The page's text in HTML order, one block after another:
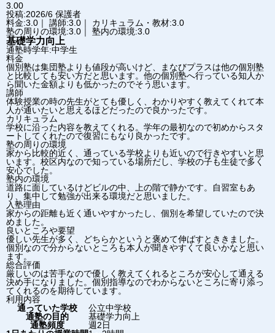
3.00
投稿:2026/6 保護者
料金:3.0｜ 講師:3.0｜ カリキュラム・教材:3.0
塾の周りの環境:3.0｜ 塾内の環境:3.0
基礎学力向上
通塾時学年:中学生
料金
個別塾は集団塾よりも値段が高いけど、まなびプラスは他の個別塾
と比較しても安い方だと思います。他の個別塾へ行っている知人か
ら聞いた金額よりも低かったのでそう思います。
講師
体験授業の時の先生がとても優しく、わかりやすく教えてくれて本
人が通いたいと思えるほどだったので良かったです。
カリキュラム
学校に沿った内容を教えてくれる。学年の最初なので初めからスタ
ートしてくれたので復習にもなり良かったです。
塾の周りの環境
家から比較的近く、通っている学校よりも近いので行きやすいと思
います。校区内なので知っている場所だし、学校の子も生徒で多く
安心でした。
塾内の環境
道路に面しているけどビルの中、上の階で静かです。自習室もあ
り、集中して勉強が出来る環境だと思いました。
入塾理由
家からの距離も近く通いやすかったし、個別を希望していたので決
めました。
良いところや要望
優しい先生が多く、どちらかというと褒めて伸ばすとききました。
個別なので分からないところも本人が聞きやすくて良いかなと思い
ます。
総合評価
厳しいのは苦手なので優しく教えてくれるところが安心して通える
決め手になりました。個別指導なのでわからないところに寄り添っ
てくれるのを期待しています。
利用内容
通っていた学校
公立中学校
通塾の目的
基礎学力向上
通塾頻度
週2日